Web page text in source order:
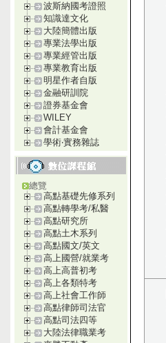
波斯納國考證照
知識達文化
大陸簡體出版
專業法學出版
專業經管出版
專業教育出版
明星作者自版
金融研訓院
證券基金會
WILEY
會計基金會
學術‧實務雜誌
總覽
高點基礎先修系列
高點轉學考/私醫
高點研究所
高點土木系列
高點國文/英文
高上國營/就業考
高上高普初考
高上各類特考
高上社會工作師
高點律師司法官
高點司法四等
大陸法律職業考